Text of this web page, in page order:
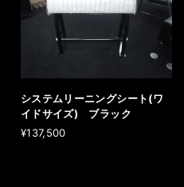
システムリーニングシート(ワ
イドサイズ) ブラック
¥137,500